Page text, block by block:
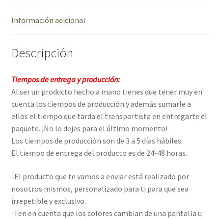
FECHA
Información adicional
Descripción
Tiempos de entrega y producción:
Al ser un producto hecho a mano tienes que tener muy en
cuenta los tiempos de producción y además sumarle a
ellos el tiempo que tarda el transportista en entregarte el
paquete. ¡No lo dejes para el último momento!
Los tiempos de producción son de 3 a 5 días hábiles.
El tiempo de entrega del producto es de 24-48 horas.
-El producto que te vamos a enviar está realizado por
nosotros mismos, personalizado para ti para que sea
irrepetible y exclusivo.
-Ten en cuenta que los colores cambian de una pantalla u